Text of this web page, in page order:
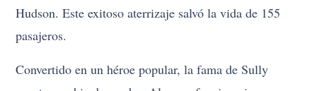
Hudson. Este exitoso aterrizaje salvó la vida de 155
pasajeros.
Convertido en un héroe popular, la fama de Sully